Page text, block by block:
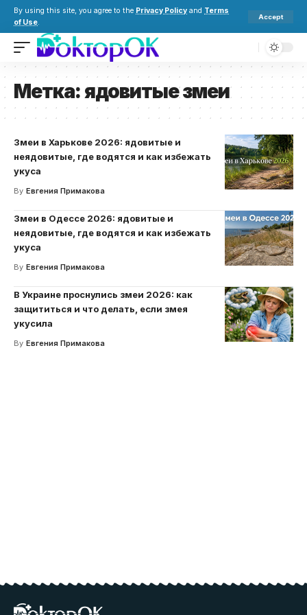
By using this site, you agree to the Privacy Policy and Terms
of Use.
Accept
Метка:ядовитые змеи
Змеи в Харькове 2026: ядовитые и
неядовитые, где водятся и как избежать
укуса
By Евгения Примакова
Змеи в Одессе 2026: ядовитые и
неядовитые, где водятся и как избежать
укуса
By Евгения Примакова
В Украине проснулись змеи 2026: как
защититься и что делать, если змея
укусила
By Евгения Примакова